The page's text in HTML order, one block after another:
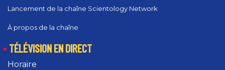
Lancement de la chaîne Scientology Network
À propos de la chaîne
TÉLÉVISION EN DIRECT
Horaire